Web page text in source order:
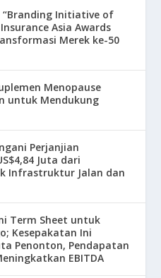
“Branding Initiative of
Asia Awards
Merek ke-50
Menopause
untuk Mendukung
Perjanjian
Juta dari
Infrastruktur Jalan dan
Term Sheet untuk
Kesepakatan Ini
Penonton, Pendapatan
EBITDA